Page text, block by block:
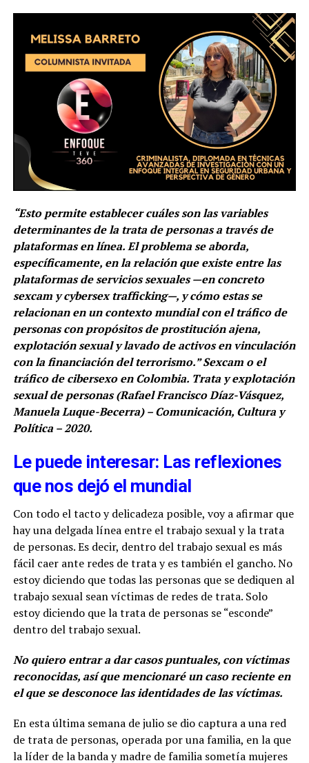
“Esto permite establecer cuáles son las variables
determinantes de la trata de personas a través de
plataformas en línea. El problema se aborda,
específicamente, en la relación que existe entre las
plataformas de servicios sexuales —en concreto
sexcam y cybersex trafficking—, y cómo estas se
relacionan en un contexto mundial con el tráfico de
personas con propósitos de prostitución ajena,
explotación sexual y lavado de activos en vinculación
con la financiación del terrorismo.” Sexcam o el
tráfico de cibersexo en Colombia. Trata y explotación
sexual de personas (Rafael Francisco Díaz-Vásquez,
Manuela Luque-Becerra) – Comunicación, Cultura y
Política – 2020.
Le puede interesar: Las reflexiones
que nos dejó el mundial
Con todo el tacto y delicadeza posible, voy a afirmar que
hay una delgada línea entre el trabajo sexual y la trata
de personas. Es decir, dentro del trabajo sexual es más
fácil caer ante redes de trata y es también el gancho. No
estoy diciendo que todas las personas que se dediquen al
trabajo sexual sean víctimas de redes de trata. Solo
estoy diciendo que la trata de personas se “esconde”
dentro del trabajo sexual.
No quiero entrar a dar casos puntuales, con víctimas
reconocidas, así que mencionaré un caso reciente en
el que se desconoce las identidades de las víctimas.
En esta última semana de julio se dio captura a una red
de trata de personas, operada por una familia, en la que
la líder de la banda y madre de familia sometía mujeres